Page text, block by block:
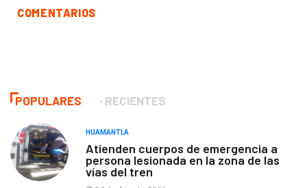
COMENTARIOS
POPULARES RECIENTES
HUAMANTLA
Atienden cuerpos de emergencia a
persona lesionada en la zona de las
vías del tren